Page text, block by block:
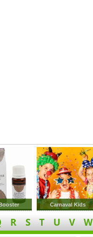
Carnaval Kids
R S T U V W